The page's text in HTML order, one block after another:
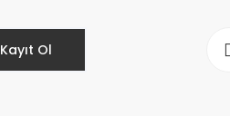
Kayıt Ol